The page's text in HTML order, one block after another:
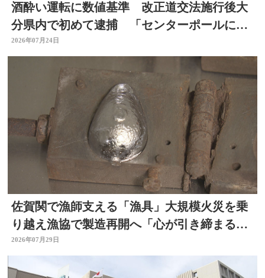
酒酔い運転に数値基準 改正道交法施行後大
分県内で初めて逮捕 「センターポールに接
触して去った」と通報
2026年07月24日
佐賀関で漁師支える「漁具」大規模火災を乗
り越え漁協で製造再開へ「心が引き締まる」
大分
2026年07月29日